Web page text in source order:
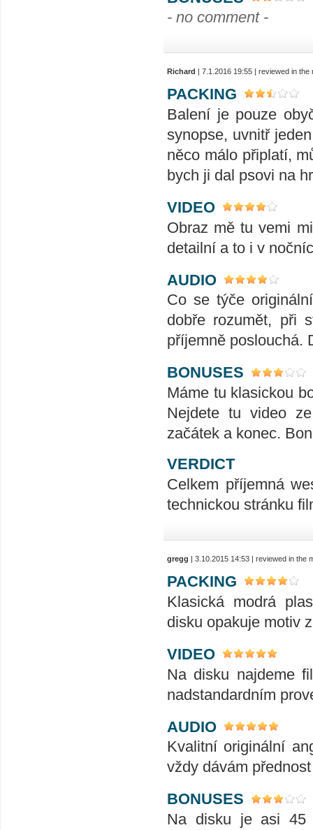
- no comment -
Richard | 7.1.2016 19:55 | reviewed in
PACKING
Balení je pouze
synopse, uvnitř
něco málo připlatí,
bych ji dal psovi na
VIDEO
Obraz mě tu vemi
detailní a to i v
AUDIO
Co se týče
dobře rozumět, při
příjemně poslouchá.
BONUSES
Máme tu klasickou
Nejdete tu video
začátek a konec.
VERDICT
Celkem příjemná
technickou stránku
gregg | 3.10.2015 14:53 | reviewed in the
PACKING
Klasická modrá
disku opakuje motiv
VIDEO
Na disku najdeme
nadstandardním
AUDIO
Kvalitní originální
vždy dávám
BONUSES
Na disku je asi 45